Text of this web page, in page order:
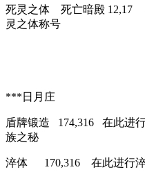
死灵之体 死亡暗殿 12,17
灵之体称号
***日月庄
盾牌锻造 174,316 在此进
族之秘
淬体 170,316 在此进行淬